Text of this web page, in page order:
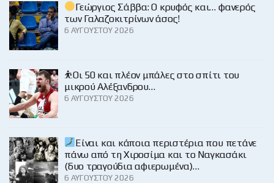
Γεώργιος Σάββα: Ο κρυφός και… φανερός
των Γαλαζοκιτρίνων άσος!
6 ΑΥΓΟΎΣΤΟΥ 2026
⛹️Οι 50 και πλέον μπάλες στο σπίτι του
μικρού Αλέξανδρου…
6 ΑΥΓΟΎΣΤΟΥ 2026
Είναι και κάποια περιστέρια που πετάνε
πάνω από τη Χιροσίμα και το Ναγκασάκι
(δυο τραγούδια αφιερωμένα)…
6 ΑΥΓΟΎΣΤΟΥ 2026